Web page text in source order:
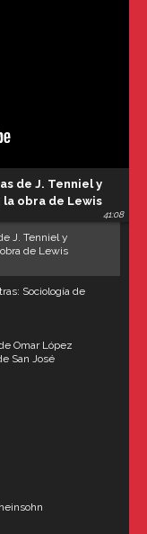
de J. Tenniel y
obra de Lewis
41:08
J. Tenniel y
de Lewis
Sociología de
Omar López
San José